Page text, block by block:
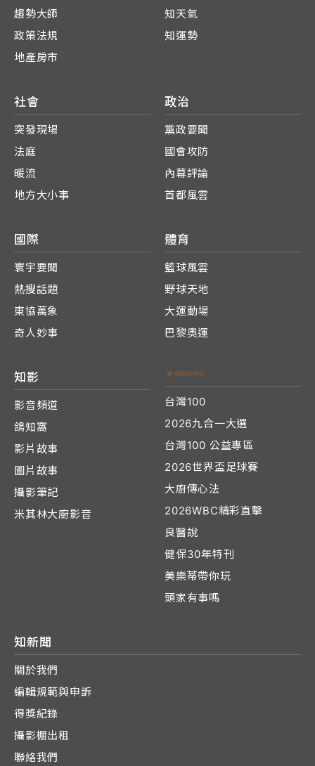
趨勢大師
政策法規
地產房市
知天氣
知運勢
社會
突發現場
法庭
暖流
地方大小事
政治
黨政要聞
國會攻防
內幕評論
首都風雲
國際
寰宇要聞
熱搜話題
東協萬象
奇人妙事
體育
籃球風雲
野球天地
大運動場
巴黎奧運
知影
影音頻道
鴿知窩
影片故事
圖片故事
攝影筆記
米其林大廚影音
台灣100
2026九合一大選
台灣100 公益專區
2026世界盃足球賽
大廚傳心法
2026WBC精彩直擊
良醫說
健保30年特刊
美樂蒂帶你玩
頭家有事嗎
知新聞
關於我們
編輯規範與申訴
得獎紀錄
攝影棚出租
聯絡我們